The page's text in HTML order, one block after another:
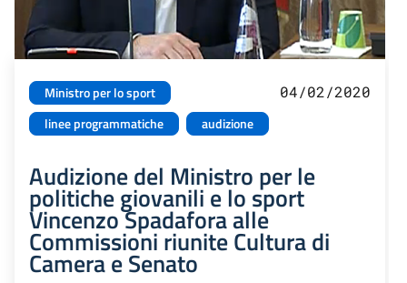
Ministro per lo sport
linee programmatiche
audizione
04/02/2020
Audizione del Ministro per le
politiche giovanili e lo sport
Vincenzo Spadafora alle
Commissioni riunite Cultura di
Camera e Senato